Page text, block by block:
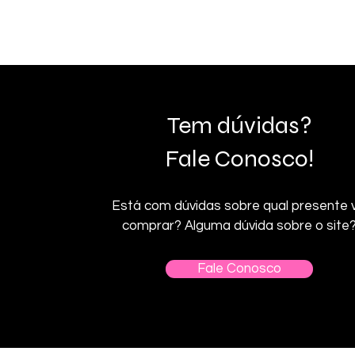
Tem dúvidas?
Fale Conosco!
Está com dúvidas sobre qual presente
comprar? Alguma dúvida sobre o
Fale Conosco